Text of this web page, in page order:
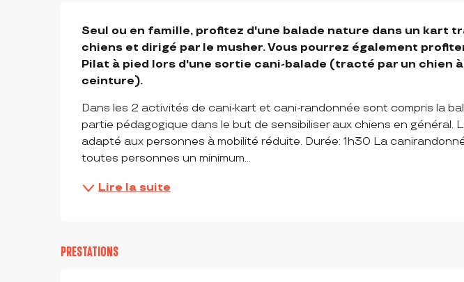
DESCRIPTION
Seul ou en famille, profitez d'une balade nature dans un kart
chiens et dirigé par le musher. Vous pourrez également
Pilat à pied lors d'une sortie cani-balade (tracté par un chien
ceinture).
Dans les 2 activités de cani-kart et cani-randonnée sont compris la
partie pédagogique dans le but de sensibiliser aux chiens en général.
adapté aux personnes à mobilité réduite. Durée: 1h30 La
toutes personnes un minimum...
Lire la suite
PRESTATIONS